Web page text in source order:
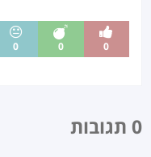
0
0
0
0 תגובות